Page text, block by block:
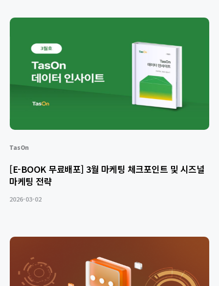
TasOn
[E-BOOK 무료배포] 3월 마케팅 체크포인트 및 시즈널
마케팅 전략
2026-03-02